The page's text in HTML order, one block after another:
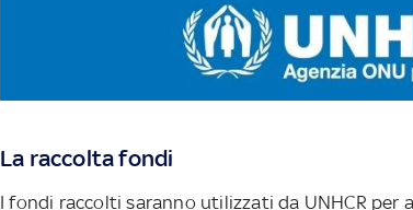
La raccolta fondi
I fondi raccolti saranno utilizzati da UNHCR per